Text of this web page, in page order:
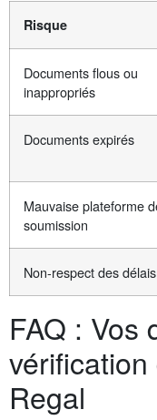
Risque
Documents flous ou
inappropriés
Documents expirés
Mauvaise plateforme
soumission
Non-respect des délais
FAQ : Vos
vérification
Regal